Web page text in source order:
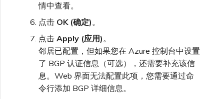
情中查看。
点击 OK (确定)。
点击 Apply (应用)。
邻居已配置，但如果您在 Azure 控制台中设置
了 BGP 认证信息（可选），还需要补充该信
息。Web 界面无法配置此项，您需要通过命
令行添加 BGP 详细信息。